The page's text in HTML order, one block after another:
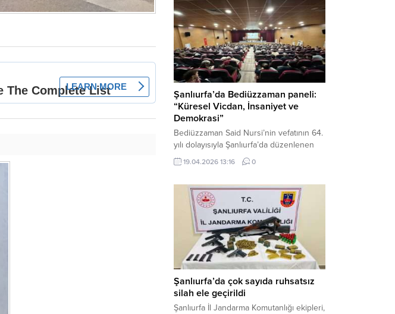
çarpışması sonucu meydana gelen
kazada can pazarı yaşandı. Kafa Kafaya
Çarpıştılar Edinilen bilgilere göre,
Hüseyin Çelik (29)...
Şanlıurfa’da Bediüzzaman paneli:
“Küresel Vicdan, İnsaniyet ve
Demokrasi”
Bediüzzaman Said Nursi’nin vefatının 64.
yılı dolayısıyla Şanlıurfa’da düzenlenen
panelde, günümüzün manevi ve
toplumsal sorunlarına Risale-i Nur
Necmettin Cevheri Kültür Merkezi’nde
gerçekleştirilen “Küresel Vicdan,
İnsaniyet ve Demokrasi” başlıklı panel,
hürriyet, adalet ve hukuk vurgularıyla
yoğun katılıma sahne oldu. Haber
Merkezi – Bediüzzaman Eğitim Kültür ve
Sanat...
19.04.2026 13:16 0
Şanlıurfa’da çok sayıda ruhsatsız
silah ele geçirildi
Şanlıurfa İl Jandarma Komutanlığı ekipleri,